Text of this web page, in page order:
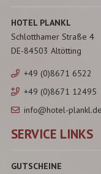
HOTEL PLANKL
Schlotthamer Straße 4
DE-84503 Altötting
+49 (0)8671 6522
+49 (0)8671 12495
info@hotel-plankl.de
SERVICE LINKS
GUTSCHEINE